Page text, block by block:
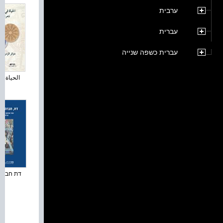
ערבית
עברית
עברית כשפה שנייה
الحياة
דת